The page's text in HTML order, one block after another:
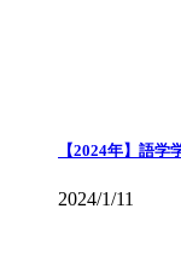
【2024年】語
2024/1/11